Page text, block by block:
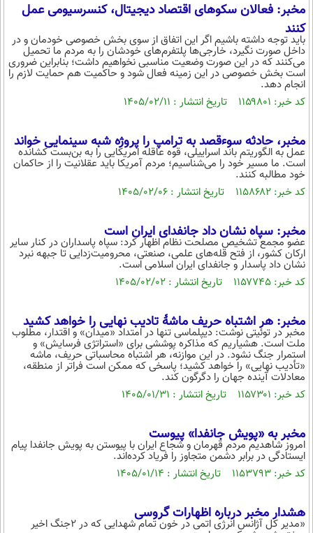
مخبر: فعالان سکوهای اقتصاد دیجیتال، کنسرسیومی عمل
کنند
باید توجه داشته باشیم اگر این اتفاق از سوی بخش خصوصی خودمان و در
داخل صورت نگیرد، خارجی‌ها پلتفرم‌های خودشان را به مردم ما تحمیل
می‌کنند که در این صورت وضعیت مناسبی نخواهیم داشت؛ بنابراین ضروری
است بخش خصوصی در این زمینه فعال شود و حاکمیت هم حمایت لازم را
انجام دهد.
کد خبر: ۱۱۵۹۸۰۱ تاریخ انتشار : ۱۴۰۵/۰۲/۱۱
مخبر، حادثه سوءقصد به ترامپ را پروژه شبه سینمایی خواند
عمل به الگوریتم باند اسراییلی، قوه عاقله امریکایی را به بن‌بست کشانده
است. ما مسیر خود را می‌شناسیم؛ مردم آمریکا باید عقلانیت را از حاکمان
خود مطالبه کنند.
کد خبر: ۱۱۵۸۶۸۲ تاریخ انتشار : ۱۴۰۵/۰۲/۰۶
مخبر: سپاه نشان داد جانفدای ایران است
عضو مجمع تشخیص مصلحت نظام اظهار کرد: سپاه پاسداران در کنار سایر
ارکان کشور، از فتح قله‌های علمی، صنعتی، محرومیت‌زدایی تا ‎جبهه نبرد
نشان داد ‎پاسدار و ‎جانفدای ایران‌ اسلامی است.
کد خبر: ۱۱۵۷۷۴۵ تاریخ انتشار : ۱۴۰۵/۰۲/۰۲
مخبر: هر اشتباه حریف ماشهٔ تادیب نهایی را خواهد کشید
مخبر در توئیتی نوشت: دیپلماسی تنها در امتداد «میدان» و اقتدار، مطلوب
ملت است. هشیاریم که مذاکره پوششی برای «استراتژی فرسایش» و
استمرار جنگ نشود. در این موازنه، هر اشتباه محاسباتی حریف، ماشه
«تأدیب نهایی» را خواهد کشید؛ پاسخی که ممکن است فراتر از منطقه،
معادلات آینده جهان را دگرگون کند.
کد خبر: ۱۱۵۷۳۰۱ تاریخ انتشار : ۱۴۰۵/۰۱/۳۱
مخبر به «پویش جانفدا» پیوست
امروز شاهدیم مردم قهرمان و شجاع ایران با پیوستن به پویش جانفدا پیام
ایستادگی در برابر دشمن متجاوز را فریاد کرده‌اند.
کد خبر: ۱۱۵۳۷۹۳ تاریخ انتشار : ۱۴۰۵/۰۱/۱۴
هشدار مخبر درباره اظهارات گروسی
«‏مدیر کل آژانس انرژی اتمی در خون تمام شهدایی که در ۲جنگ اخیر